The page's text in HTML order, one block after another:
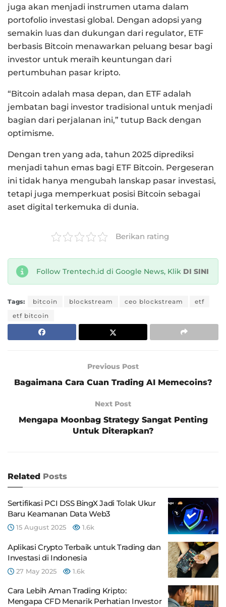
juga akan menjadi instrumen utama dalam
portofolio investasi global. Dengan adopsi yang
semakin luas dan dukungan dari regulator, ETF
berbasis Bitcoin menawarkan peluang besar bagi
investor untuk meraih keuntungan dari
pertumbuhan pasar kripto.
“Bitcoin adalah masa depan, dan ETF adalah
jembatan bagi investor tradisional untuk menjadi
bagian dari perjalanan ini,” tutup Back dengan
optimisme.
Dengan tren yang ada, tahun 2025 diprediksi
menjadi tahun emas bagi ETF Bitcoin. Pergeseran
ini tidak hanya mengubah lanskap pasar investasi,
tetapi juga memperkuat posisi Bitcoin sebagai
aset digital terkemuka di dunia.
Berikan rating
Follow Trentech.id di Google News, Klik DI SINI
Tags: bitcoin blockstream ceo blockstream
etf
etf bitcoin
Previous Post
Bagaimana Cara Cuan Trading AI Memecoins?
Next Post
Mengapa Moonbag Strategy Sangat Penting
Untuk Diterapkan?
Related Posts
Sertifikasi PCI DSS BingX Jadi Tolak Ukur
Baru Keamanan Data Web3
15 August 2025 1.6k
Aplikasi Crypto Terbaik untuk Trading dan
Investasi di Indonesia
27 May 2025 1.6k
Cara Lebih Aman Trading Kripto:
Mengapa CFD Menarik Perhatian Investor